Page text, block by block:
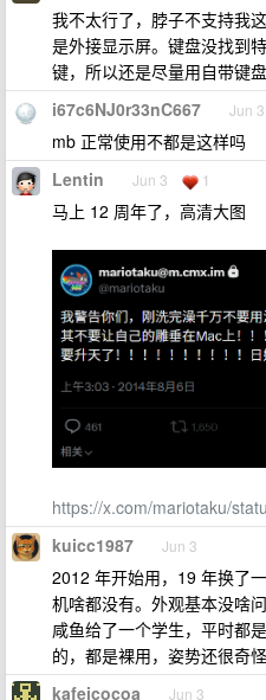
我不太行了，脖子不支持我
是外接显示屏。键盘没找到
键，所以还是尽量用自带键盘
i67c6NJ0r33nC667 Jun
mb 正常使用不都是这样吗
Lentin Jun 3 1
马上 12 周年了，高清大图
https://x.com/mariotaku/
kuicc1987 Jun 3
2012 年开始用，19 年换了
机啥都没有。外观基本没啥
咸鱼给了一个学生，平时都
的，都是裸用，姿势还很奇
kafeicocoa Jun 3